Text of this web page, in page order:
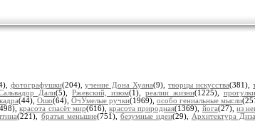
фотографушки(204),учение Дона Хуана(9),творцы искусства(381),
Дали(5),Ржевский, изюм(1), реалии жизни(1225),
(44), Ошо(64), ОчУмелые ручки(1969),особо гениальные мысли
красота спасёт мир(616),красота природная(1369), йога(27),из
(221), братья меньшие(751), безумные идеи(29), Архитектура